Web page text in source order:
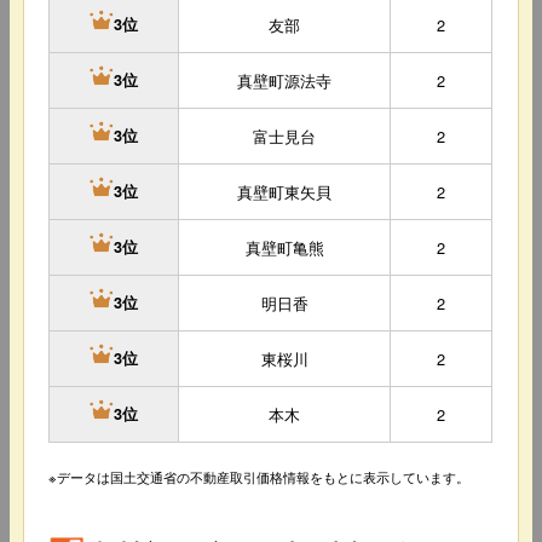
3位 友部 2
3位 真壁町源法寺 2
3位 富士見台 2
3位 真壁町東矢貝 2
3位 真壁町亀熊 2
3位 明日香 2
3位 東桜川 2
3位 本木 2
※データは国土交通省の不動産取引価格情報をもとに表示しています。